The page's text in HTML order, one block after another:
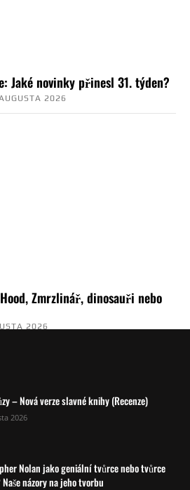
Jaké novinky přinesl 31. týden?
2026
Zmrzlinář, dinosauři nebo
2026
– Nová verze slavné knihy (Recenze)
2026
Nolan jako geniální tvůrce nebo tvůrce
názory na jeho tvorbu